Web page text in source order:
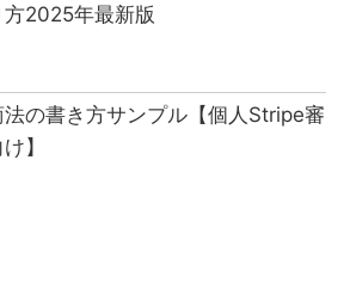
方2025年最新版
法の書き方サンプル【個人Stripe審
】